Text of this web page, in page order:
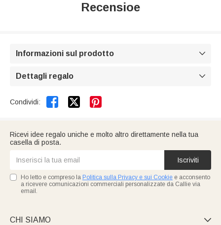
Recensioe
Informazioni sul prodotto 
Dettagli regalo 
Condividi:  
Ricevi idee regalo uniche e molto altro direttamente nella tua
casella di posta.
Iscriviti
Ho letto e compreso la Politica sulla Privacy e sui Cookie e acconsento
a ricevere comunicazioni commerciali personalizzate da Callie via
email.
CHI SIAMO 